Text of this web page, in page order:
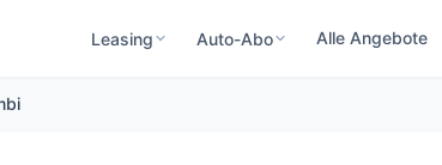
Leasing Auto-Abo Alle Angebote